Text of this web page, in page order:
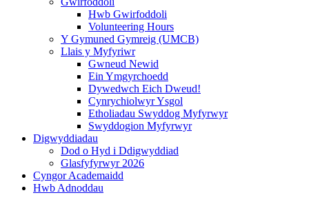
Hwb Gwirfoddoli
Volunteering Hours
Y Gymuned Gymreig (UMCB)
Llais y Myfyriwr
Gwneud Newid
Ein Ymgyrchoedd
Dywedwch Eich Dweud!
Cynrychiolwyr Ysgol
Etholiadau Swyddog Myfyrwyr
Swyddogion Myfyrwyr
Digwyddiadau
Dod o Hyd i Ddigwyddiad
Glasfyfyrwyr 2026
Cyngor Academaidd
Hwb Adnoddau